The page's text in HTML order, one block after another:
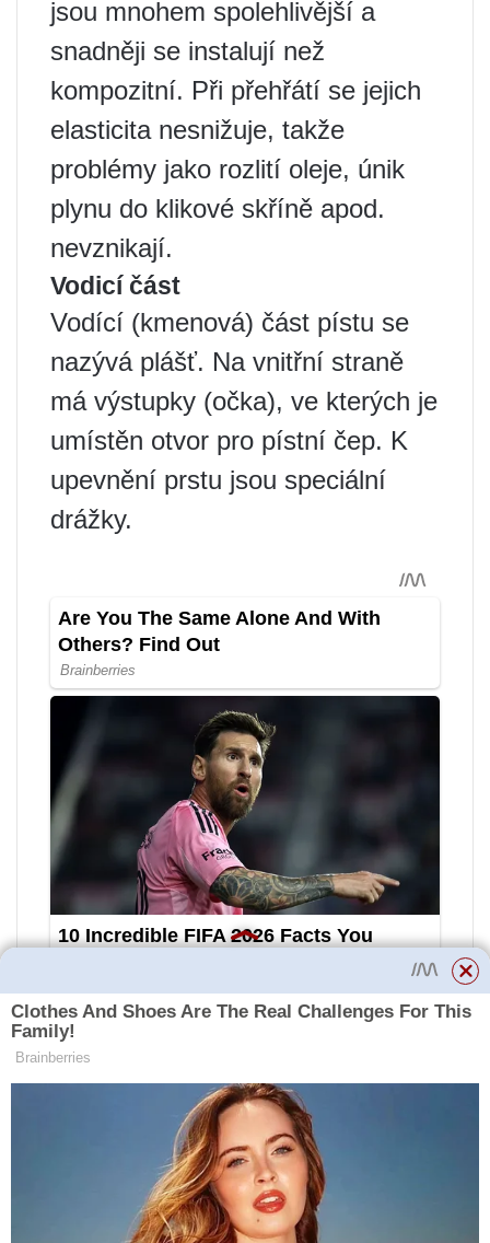
jsou mnohem spolehlivější a
snadněji se instalují než
kompozitní. Při přehřátí se jejich
elasticita nesnižuje, takže
problémy jako rozlití oleje, únik
plynu do klikové skříně apod.
nevznikají.
Vodicí část
Vodící (kmenová) část pístu se
nazývá plášť. Na vnitřní straně
má výstupky (očka), ve kterých je
umístěn otvor pro pístní čep. K
upevnění prstu jsou speciální
drážky.